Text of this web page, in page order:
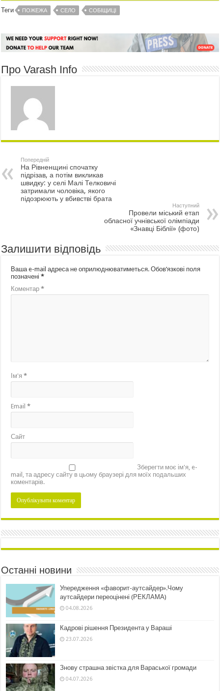
Теги ПОЖЕЖА СЕЛО СОБІЩИЦІ
Про Varash Info
Попередній
На Рівненщині спочатку
підрізав, а потім викликав
швидку: у селі Малі Телковичі
затримали чоловіка, якого
підозрюють у вбивстві брата
Наступний
Провели міський етап
обласної учнівської олімпіади
«Знавці Біблії» (фото)
Залишити відповідь
Ваша e-mail адреса не оприлюднюватиметься. Обов’язкові поля
позначені*
Коментар*
Ім'я*
Email*
Сайт
Зберегти моє ім'я, e-
mail, та адресу сайту в цьому браузері для моїх подальших
коментарів.
Останні новини
Упередження «фаворит-аутсайдер».Чому
аутсайдери переоцінені (РЕКЛАМА)
04.08.2026
Кадрові рішення Президента у Вараші
23.07.2026
Знову страшна звістка для Вараської громади
04.07.2026